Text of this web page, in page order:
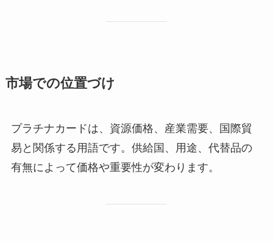
市場での位置づけ
プラチナカードは、資源価格、産業需要、国際貿
易と関係する用語です。供給国、用途、代替品の
有無によって価格や重要性が変わります。